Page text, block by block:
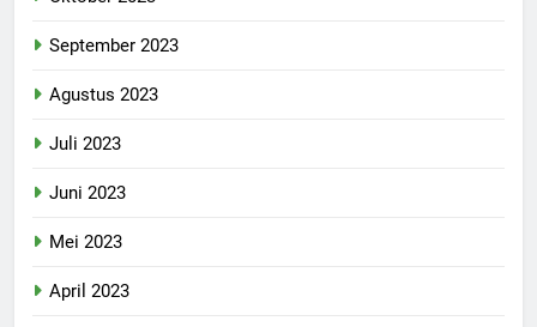
September 2023
Agustus 2023
Juli 2023
Juni 2023
Mei 2023
April 2023